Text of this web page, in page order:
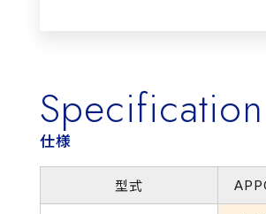
Specification
仕様
型式